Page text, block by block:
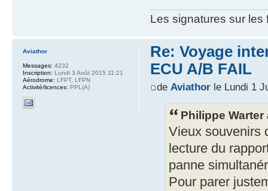
Les signatures sur les
Re: Voyage
ECU A/B FAIL
de Aviathorle Lundi 1
Philippe Warter
Vieux souvenirs
lecture du
panne
Pour parer
Aviathor
Messages: 4232
Inscription: Lundi 3 Août 2015 11:21
Aérodrome: LFPT, LFPN
Activité/licences: PPL(A)